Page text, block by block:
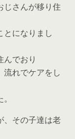
じさんが移り住
とになりまし
でおり
流れでケアをし
、その子達は老